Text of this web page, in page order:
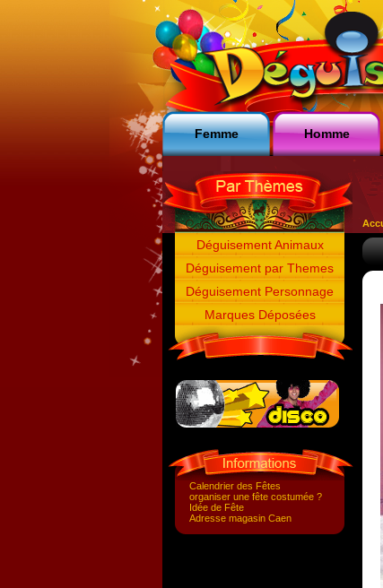
Femme Homme
Déguisement Animaux
Déguisement par Themes
Déguisement Personnage
Marques Déposées
Calendrier des Fêtes
organiser une fête costumée ?
Idée de Fête
Adresse magasin Caen